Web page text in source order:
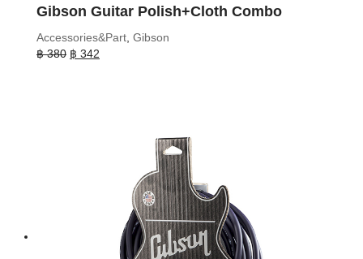
Gibson Guitar Polish+Cloth Combo
Accessories&Part, Gibson
฿380 Original
฿ 342